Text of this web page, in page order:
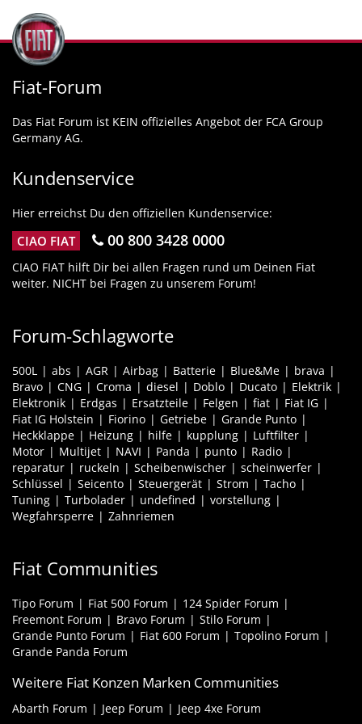
Fiat-Forum
Das Fiat Forum ist KEIN offizielles Angebot der FCA Group
Germany AG.
Kundenservice
Hier erreichst Du den offiziellen Kundenservice:
CIAO FIAT 00 800 3428 0000
CIAO FIAT hilft Dir bei allen Fragen rund um Deinen Fiat
weiter. NICHT bei Fragen zu unserem Forum!
Forum-Schlagworte
500L abs AGR Airbag Batterie Blue&Me
brava
Bravo
CNG Croma diesel Doblo Ducato
Elektrik
Elektronik
Erdgas Ersatzteile Felgen fiat
Fiat IG
Fiat IG Holstein
Fiorino Getriebe
Grande Punto
Heckklappe
Heizung hilfe kupplung
Luftfilter
Motor
Multijet NAVI Panda punto
Radio
reparatur
ruckeln Scheibenwischer
scheinwerfer
Schlüssel
Seicento Steuergerät Strom
Tacho
Tuning
Turbolader undefined
vorstellung
Wegfahrsperre
Zahnriemen
Fiat Communities
Tipo Forum Fiat 500 Forum
124 Spider Forum
Freemont Forum
Bravo Forum
Stilo Forum
Grande Punto Forum
Fiat 600 Forum
Topolino Forum
Grande Panda Forum
Weitere Fiat Konzen Marken Communities
Abarth Forum Jeep Forum Jeep 4xe Forum